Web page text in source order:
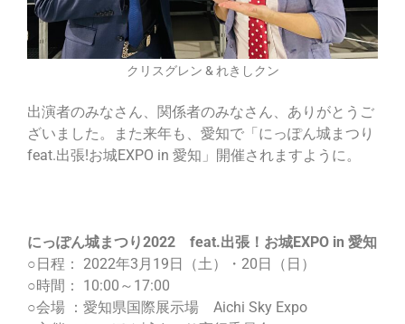
クリスグレン & れきしクン
出演者のみなさん、関係者のみなさん、ありがとうご
ざいました。また来年も、愛知で「にっぽん城まつり
feat.出張!お城EXPO in 愛知」開催されますように。
にっぽん城まつり2022 feat.出張！お城EXPO in 愛知
○日程： 2022年3月19日（土）・20日（日）
○時間： 10:00～17:00
○会場 ：愛知県国際展示場 Aichi Sky Expo